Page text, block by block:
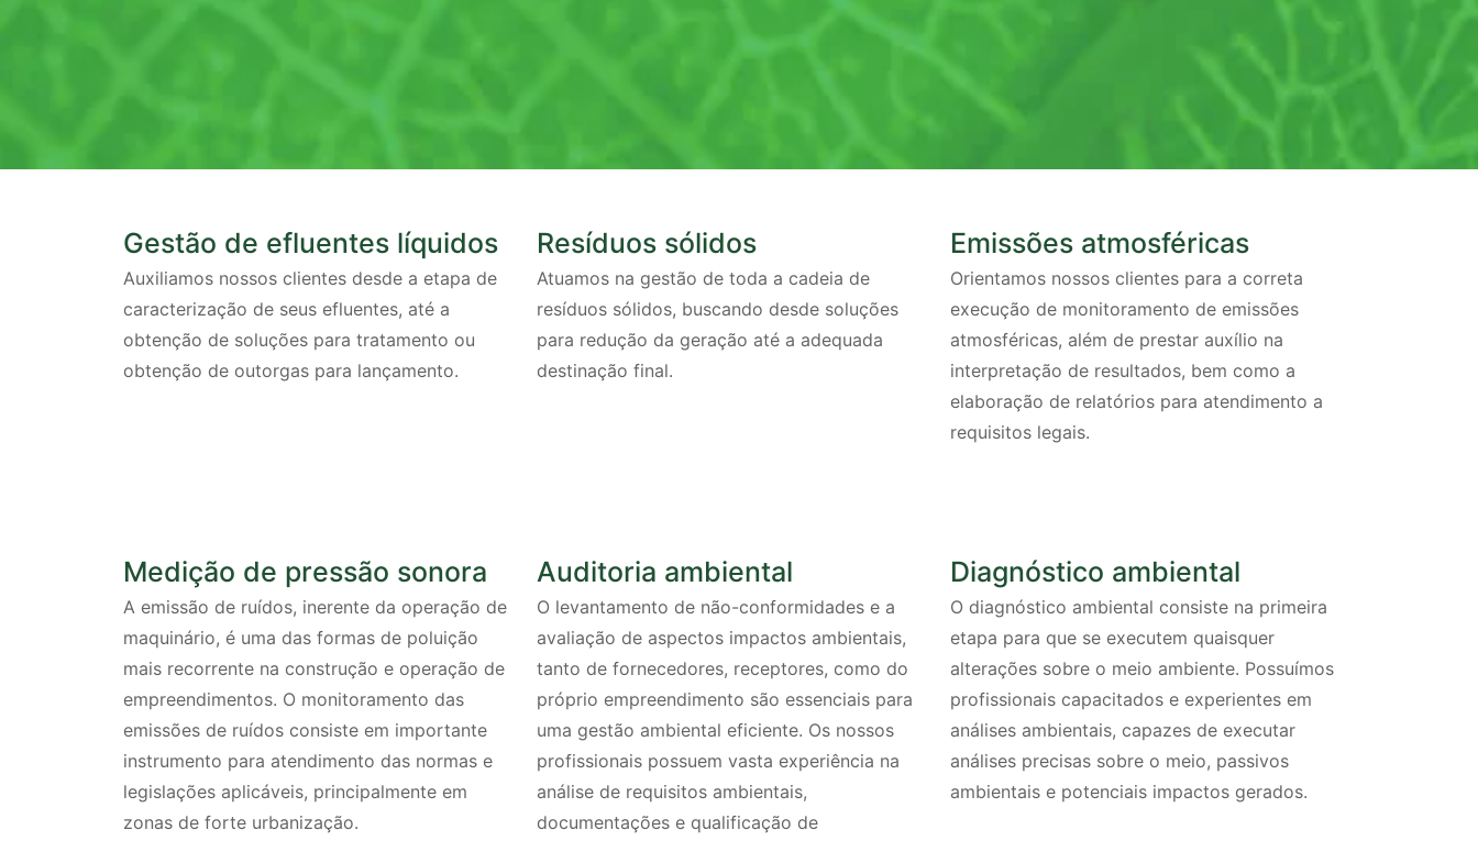
Gestão de efluentes líquidos
Auxiliamos nossos clientes desde a etapa de
caracterização de seus efluentes, até a
obtenção de soluções para tratamento ou
obtenção de outorgas para lançamento.
Resíduos sólidos
Atuamos na gestão de toda a cadeia de
resíduos sólidos, buscando desde soluções
para redução da geração até a adequada
destinação final.
Emissões atmosféricas
Orientamos nossos clientes para a correta
execução de monitoramento de emissões
atmosféricas, além de prestar auxílio na
interpretação de resultados, bem como a
elaboração de relatórios para atendimento a
requisitos legais.
Medição de pressão sonora
A emissão de ruídos, inerente da operação de
maquinário, é uma das formas de poluição
mais recorrente na construção e operação de
empreendimentos. O monitoramento das
emissões de ruídos consiste em importante
instrumento para atendimento das normas e
legislações aplicáveis, principalmente em
zonas de forte urbanização.
Auditoria ambiental
O levantamento de não-conformidades e a
avaliação de aspectos impactos ambientais,
tanto de fornecedores, receptores, como do
próprio empreendimento são essenciais para
uma gestão ambiental eficiente. Os nossos
profissionais possuem vasta experiência na
análise de requisitos ambientais,
documentações e qualificação de
Diagnóstico ambiental
O diagnóstico ambiental consiste na primeira
etapa para que se executem quaisquer
alterações sobre o meio ambiente. Possuímos
profissionais capacitados e experientes em
análises ambientais, capazes de executar
análises precisas sobre o meio, passivos
ambientais e potenciais impactos gerados.